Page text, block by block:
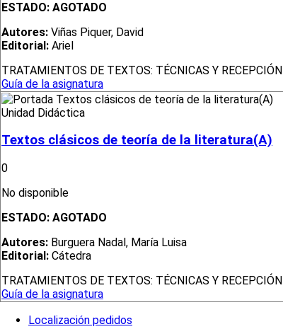
ESTADO: AGOTADO
Autores: Viñas Piquer, David
Editorial: Ariel
TRATAMIENTOS DE TEXTOS: TÉCNICAS Y RECEPCIÓN
Guía de la asignatura
Unidad Didáctica
Textos clásicos de teoría de la literatura(A)
0
No disponible
ESTADO: AGOTADO
Autores: Burguera Nadal, María Luisa
Editorial: Cátedra
TRATAMIENTOS DE TEXTOS: TÉCNICAS Y RECEPCIÓN
Guía de la asignatura
Localización pedidos